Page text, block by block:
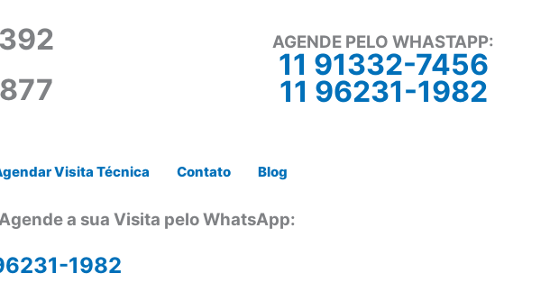
AGENDE PELO WHASTAPP:
11 91332-7456
11 96231-1982
Visita Técnica Contato Blog
a sua Visita pelo WhatsApp:
1982